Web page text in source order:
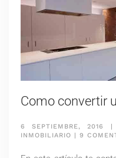
Como convertir
6 SEPTIEMBRE, 2016
INMOBILIARIO
9